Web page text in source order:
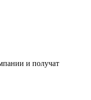
и получат